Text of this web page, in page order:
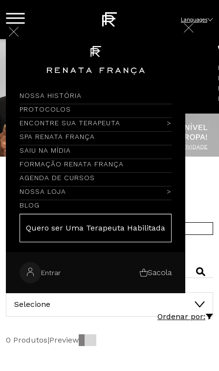
NOSSA HISTÓRIA
PROTOCOLOS
ENCONTRE SUA TERAPEUTA
SPA RENATA FRANÇA
SAIU NA MÍDIA
FORMAÇÃO RENATA FRANÇA
AGENDA DE CURSOS
NOSSA LOJA
BLOG
Quero ser Uma Terapeuta Habilitada
Entrar Sacola
Languages
ENXOVAL
COMPRE NA EUROPA
Selecione
Ordenar por:
0 Produtos|Preview